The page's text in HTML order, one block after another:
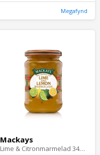
Megafynd
Mackays
Lime & Citronmarmelad 340 gram